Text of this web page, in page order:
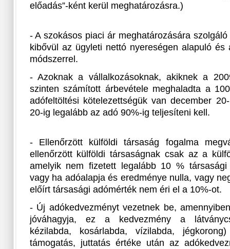
előadás”-ként kerül meghatározásra.)
- A szokásos piaci ár meghatározására
kibővül az ügyleti nettó nyereségen alapuló és
módszerrel.
- Azoknak a vállalkozásoknak, akiknek a
szinten számított árbevétele meghaladta a
adófeltöltési kötelezettségük van december
20-ig legalább az adó 90%-ig teljesíteni kell.
- Ellenőrzött külföldi társaság fogalma
ellenőrzött külföldi társaságnak csak az a
amelyik nem fizetett legalább 10 %
vagy ha adóalapja és eredménye nulla, vagy
előírt társasági adómérték nem éri el a 10%-ot.
- Új adókedvezményt vezetnek be,
jóváhagyja, ez a kedvezmény a
kézilabda, kosárlabda, vízilabda,
támogatás, juttatás értéke után az